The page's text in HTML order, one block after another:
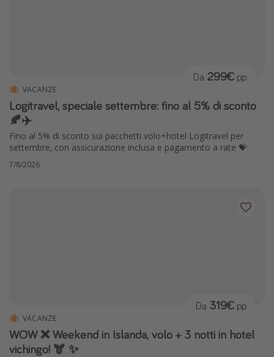
VACANZE
Logitravel, speciale settembre: fino al 5% di sconto
🍂✈️
Fino al 5% di sconto sui pacchetti volo+hotel Logitravel per
settembre, con assicurazione inclusa e pagamento a rate 💝
Da 299€ pp
7/8/2026
VACANZE
WOW ❌ Weekend in Islanda, volo + 3 notti in hotel
vichingo! 🫎 ✨
Da 319€ pp